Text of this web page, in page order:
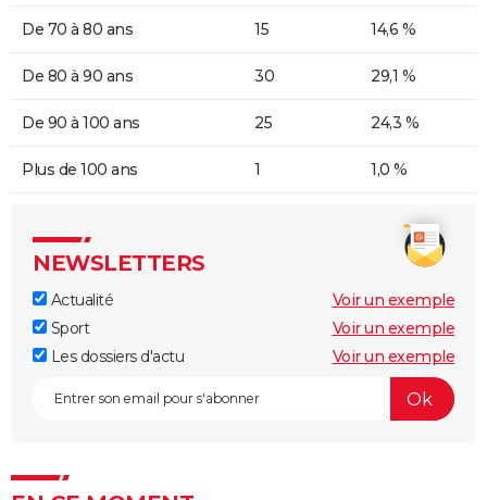
De 70 à 80 ans 15 14,6 %
De 80 à 90 ans 30 29,1 %
De 90 à 100 ans 25 24,3 %
Plus de 100 ans 1 1,0 %
NEWSLETTERS
Actualité
Voir un exemple
Sport
Voir un exemple
Les dossiers d'actu
Voir un exemple